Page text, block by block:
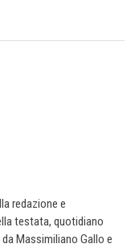
redazione e
testata, quotidiano
Massimiliano Gallo e